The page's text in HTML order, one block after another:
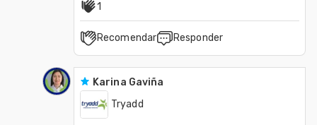
1
Recomendar Responder
Karina Gaviña
Tryadd